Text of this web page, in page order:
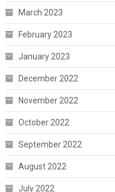
March 2023
February 2023
January 2023
December 2022
November 2022
October 2022
September 2022
August 2022
July 2022